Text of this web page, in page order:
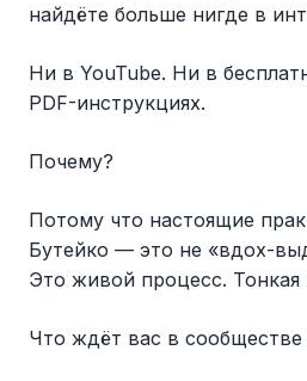
найдёте больше нигде в
Ни в YouTube. Ни в
PDF-инструкциях.
Почему?
Потому что настоящие
Бутейко — это не «вдох-
Это живой процесс. Тонкая
Что ждёт вас в